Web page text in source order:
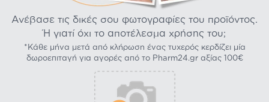
Ανέβασε τις δικές σου φωτογραφίες του προϊόντος.
Ή γιατί όχι το αποτέλεσμα χρήσης του;
*Κάθε μήνα μετά από κλήρωση ένας τυχερός κερδίζει μία
δωροεπιταγή για αγορές από το Pharm24.gr αξίας 100€